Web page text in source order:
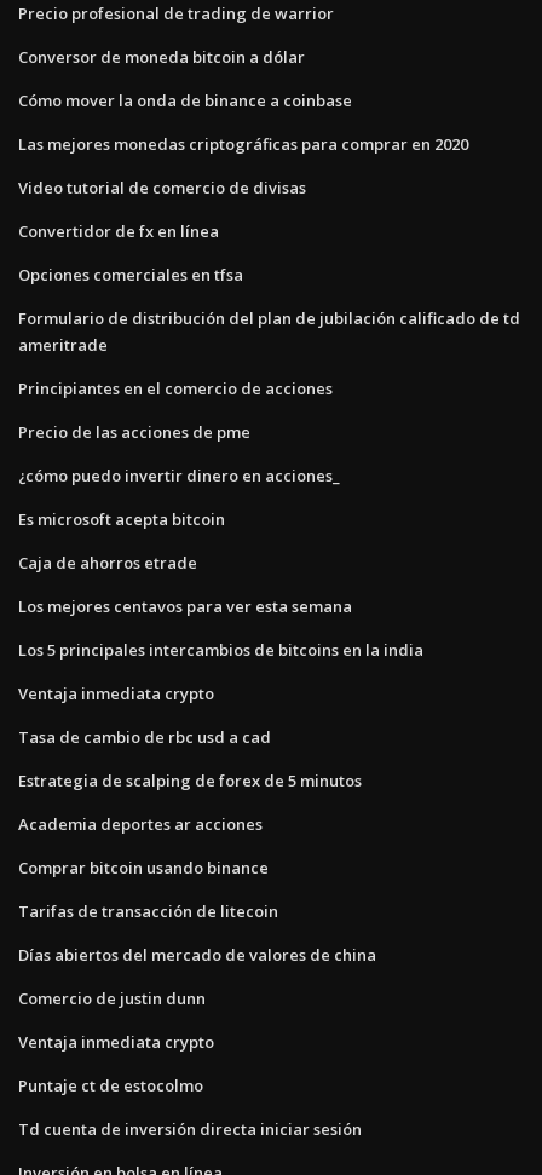
Precio profesional de trading de warrior
Conversor de moneda bitcoin a dólar
Cómo mover la onda de binance a coinbase
Las mejores monedas criptográficas para comprar en 2020
Video tutorial de comercio de divisas
Convertidor de fx en línea
Opciones comerciales en tfsa
Formulario de distribución del plan de jubilación calificado de td
ameritrade
Principiantes en el comercio de acciones
Precio de las acciones de pme
¿cómo puedo invertir dinero en acciones_
Es microsoft acepta bitcoin
Caja de ahorros etrade
Los mejores centavos para ver esta semana
Los 5 principales intercambios de bitcoins en la india
Ventaja inmediata crypto
Tasa de cambio de rbc usd a cad
Estrategia de scalping de forex de 5 minutos
Academia deportes ar acciones
Comprar bitcoin usando binance
Tarifas de transacción de litecoin
Días abiertos del mercado de valores de china
Comercio de justin dunn
Ventaja inmediata crypto
Puntaje ct de estocolmo
Td cuenta de inversión directa iniciar sesión